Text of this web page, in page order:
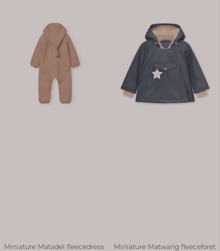
Miniature Matadel fleecedress
Miniature Matwang fleeceforet